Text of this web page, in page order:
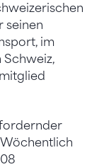
seinen
im
Schweiz,
fordernder